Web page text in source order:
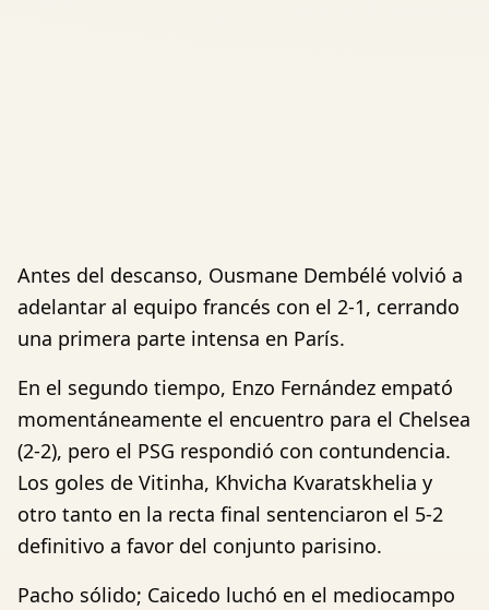
Antes del descanso, Ousmane Dembélé volvió a
adelantar al equipo francés con el 2-1, cerrando
una primera parte intensa en París.
En el segundo tiempo, Enzo Fernández empató
momentáneamente el encuentro para el Chelsea
(2-2), pero el PSG respondió con contundencia.
Los goles de Vitinha, Khvicha Kvaratskhelia y
otro tanto en la recta final sentenciaron el 5-2
definitivo a favor del conjunto parisino.
Pacho sólido; Caicedo luchó en el mediocampo